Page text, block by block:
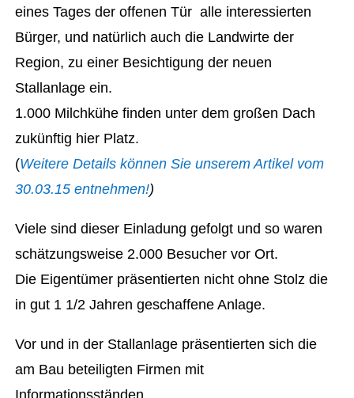
eines Tages der offenen Tür alle interessierten
Bürger, und natürlich auch die Landwirte der
Region, zu einer Besichtigung der neuen
Stallanlage ein.
1.000 Milchkühe finden unter dem großen Dach
zukünftig hier Platz.
(Weitere Details können Sie unserem Artikel vom
30.03.15 entnehmen!)
Viele sind dieser Einladung gefolgt und so waren
schätzungsweise 2.000 Besucher vor Ort.
Die Eigentümer präsentierten nicht ohne Stolz die
in gut 1 1/2 Jahren geschaffene Anlage.
Vor und in der Stallanlage präsentierten sich die
am Bau beteiligten Firmen mit
Informationsständen.